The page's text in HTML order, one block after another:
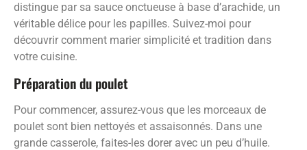
distingue par sa sauce onctueuse à base d’arachide, un
véritable délice pour les papilles. Suivez-moi pour
découvrir comment marier simplicité et tradition dans
votre cuisine.
Préparation du poulet
Pour commencer, assurez-vous que les morceaux de
poulet sont bien nettoyés et assaisonnés. Dans une
grande casserole, faites-les dorer avec un peu d’huile.